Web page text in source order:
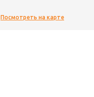
Посмотреть на карте